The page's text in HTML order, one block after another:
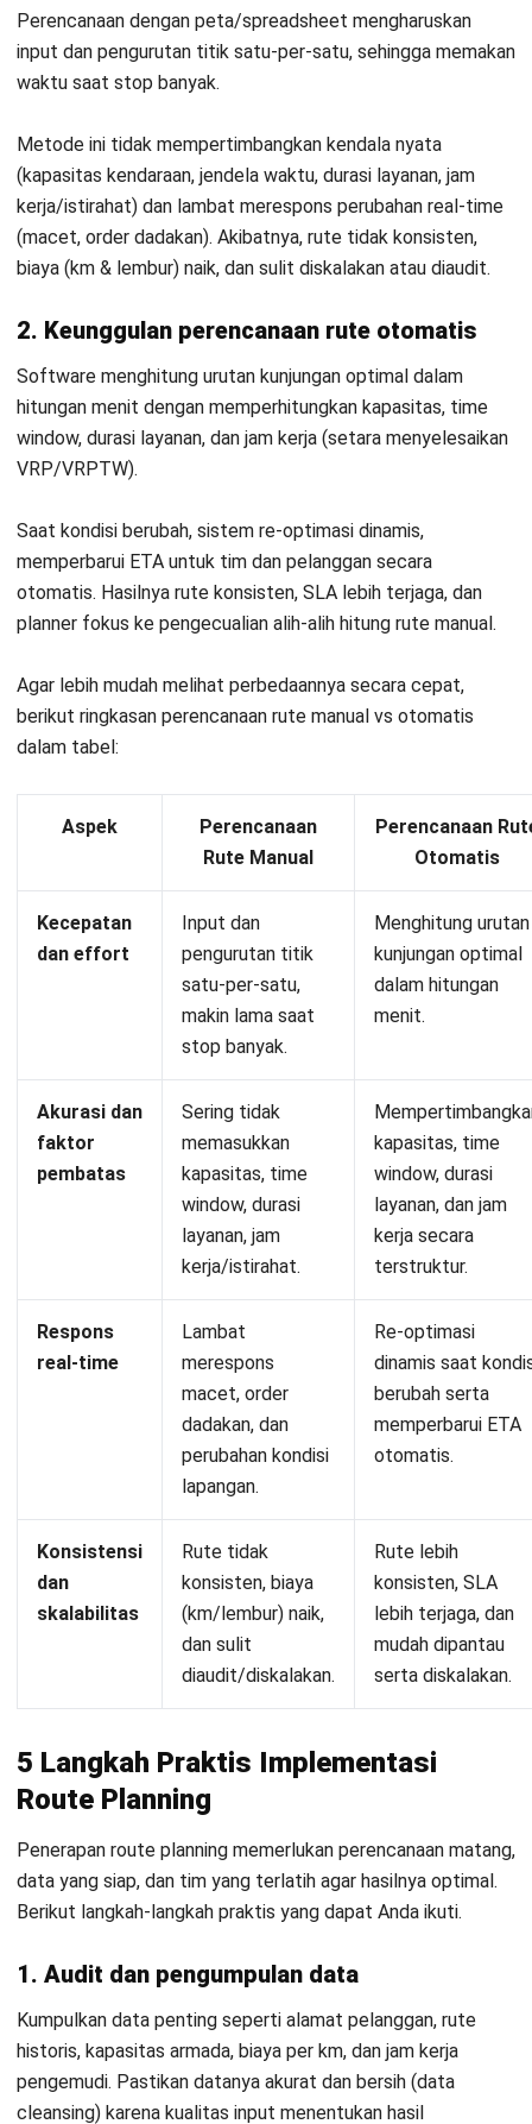
inventaris, dan keuangan tetap sinkron dan efisien. Proses
end-to-end pun menjadi lebih cepat, minim human error, dan
mudah diaudit.
2. Integrasi dengan WMS
Koneksi dengan Warehouse Management System (WMS)
menyelaraskan aktivitas gudang dan pengiriman. Rute yang
sudah dioptimalkan dikirim ke WMS sebagai urutan picking
list, sehingga proses pengambilan barang lebih cepat.
Sebaliknya, data stok siap kirim dari WMS mencegah rute
berisi pesanan yang belum tersedia. Hasilnya, proses
fulfillment lebih lancar, mengurangi delay, dan meningkatkan
ketepatan jadwal pengiriman.
Integrasi dengan CRM memberi tim sales dan CS akses
real-time ke status pengiriman dan lokasi pengemudi.
Informasi seperti preferensi waktu kirim pelanggan juga
otomatis diterapkan di optimasi rute.
Dengan begitu, layanan jadi lebih personal, respons lebih
cepat, dan kepuasan pelanggan meningkat. Tim internal juga
bisa menangani komplain atau perubahan jadwal dengan
Optimalkan Logistik Anda dengan
HashMicro TMS
menangani optimasi rute multi-stop, penugasan driver
otomatis, geofencing, GPS live tracking, proof of delivery
(foto/e-signature), dan pengiriman ETA ke pelanggan.
Aplikasi mobile tetap bisa dipakai saat offline, lalu data
tersinkron ketika jaringan tersedia.
TMS terintegrasi dengan Inventory, ERP, dan Accounting
sehingga stok dan status pengiriman terbarui, order
otomatis berubah jadi pengiriman lalu invoice, serta klaim
biaya dan mileage terekam dari GPS.
Dampaknya, waktu proses kirim lebih singkat, biaya per km
dan lembur menurun, serta laporan kinerja (on-time rate,
Fitur Transportation Management Software HashMicro:
Route & Shipment Planning:
Mengoptimalkan
perencanaan rute dan pengiriman secara otomatis untuk
menemukan jalur paling efisien, menghemat waktu dan
terhadap lokasi setiap armada secarareal-time,
memungkinkan pemantauan proaktif dan respons cepat
terhadap kendala di lapangan.